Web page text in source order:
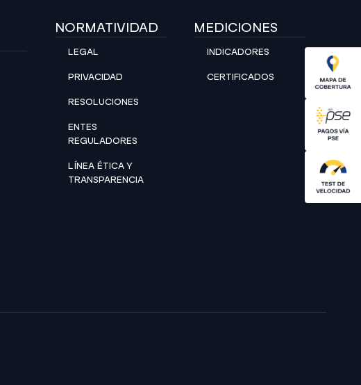
NORMATIVIDAD
LEGAL
PRIVACIDAD
RESOLUCIONES
ENTES
REGULADORES
LÍNEA ÉTICA Y
TRANSPARENCIA
MEDICIONES
INDICADORES
CERTIFICADOS